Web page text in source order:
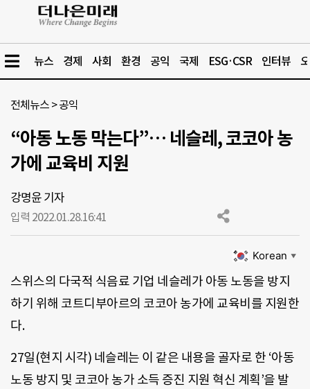
뉴스 경제 사회 환경 공익 국제 ESG·CSR 인터뷰
전체뉴스 >공익
“아동 노동 막는다”… 네슬레, 코코아 농
가에 교육비 지원
강명윤 기자
입력 2022.01.28.16:41
Korean ▼
스위스의 다국적 식음료 기업 네슬레가 아동 노동을 방지
하기 위해 코트디부아르의 코코아 농가에 교육비를 지원한
다.
27일(현지 시각) 네슬레는 이 같은 내용을 골자로 한 ‘아동
노동 방지 및 코코아 농가 소득 증진 지원 혁신 계획’을 발